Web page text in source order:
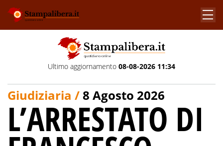
Ultimo aggiornamento 08-08-2026 11:34
Giudiziaria /8 Agosto 2026
L’ARRESTATO DI